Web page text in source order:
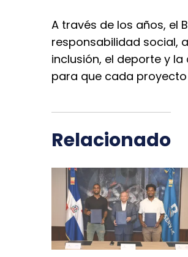
A través de los años, el
responsabilidad social,
inclusión, el deporte y
para que cada
Relacionado